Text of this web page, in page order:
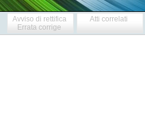
Avviso di rettifica
Errata corrige
Atti correlati